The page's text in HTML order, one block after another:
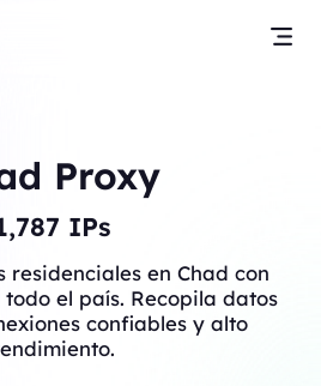
Proxy
IPs
residenciales en Chad con
el país. Recopila datos
confiables y alto